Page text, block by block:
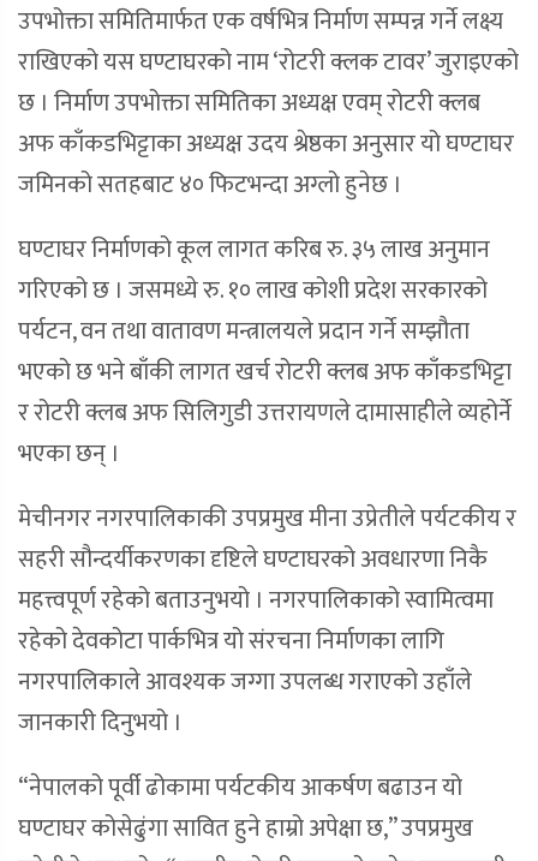
उपभोक्ता समितिमार्फत एक वर्षभित्र निर्माण सम्पन्न गर्ने लक्ष्य
राखिएको यस घण्टाघरको नाम ‘रोटरी क्लक टावर’ जुराइएको
छ । निर्माण उपभोक्ता समितिका अध्यक्ष एवम् रोटरी क्लब
अफ काँकडभिट्टाका अध्यक्ष उदय श्रेष्ठका अनुसार यो घण्टाघर
जमिनको सतहबाट ४० फिटभन्दा अग्लो हुनेछ ।
घण्टाघर निर्माणको कूल लागत करिब रु. ३५ लाख अनुमान
गरिएको छ । जसमध्ये रु. १० लाख कोशी प्रदेश सरकारको
पर्यटन, वन तथा वातावण मन्त्रालयले प्रदान गर्ने सम्झौता
भएको छ भने बाँकी लागत खर्च रोटरी क्लब अफ काँकडभिट्टा
र रोटरी क्लब अफ सिलिगुडी उत्तरायणले दामासाहीले व्यहोर्ने
भएका छन् ।
मेचीनगर नगरपालिकाकी उपप्रमुख मीना उप्रेतीले पर्यटकीय र
सहरी सौन्दर्यीकरणका दृष्टिले घण्टाघरको अवधारणा निकै
महत्त्वपूर्ण रहेको बताउनुभयो । नगरपालिकाको स्वामित्वमा
रहेको देवकोटा पार्कभित्र यो संरचना निर्माणका लागि
नगरपालिकाले आवश्यक जग्गा उपलब्ध गराएको उहाँले
जानकारी दिनुभयो ।
“नेपालको पूर्वी ढोकामा पर्यटकीय आकर्षण बढाउन यो
घण्टाघर कोसेढुंगा सावित हुने हाम्रो अपेक्षा छ,” उपप्रमुख